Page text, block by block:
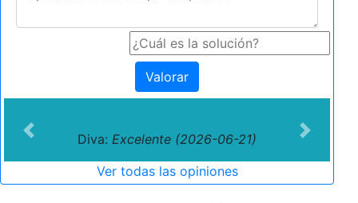
Valorar
Diva: Excelente (2026-06-21)
Previous Next
Ver todas las opiniones